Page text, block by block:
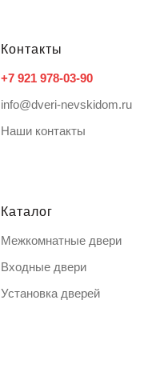
Контакты
+7 921 978-03-90
info@dveri-nevskidom.ru
Наши контакты
Каталог
Межкомнатные двери
Входные двери
Установка дверей